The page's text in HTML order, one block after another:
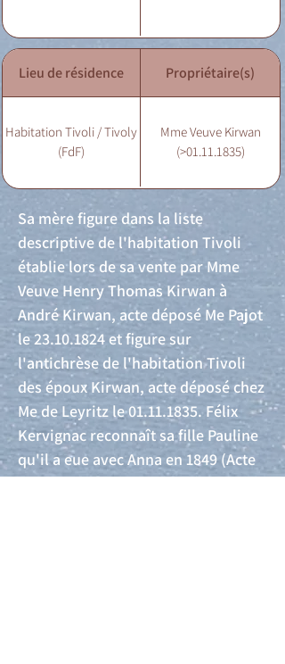
Lieu de résidence Propriétaire(s)
Habitation Tivoli / Tivoly
(FdF)
Mme Veuve Kirwan
(>01.11.1835)
Sa mère figure dans la liste
descriptive de l'habitation Tivoli
établie lors de sa vente par Mme
Veuve Henry Thomas Kirwan à
André Kirwan, acte déposé Me Pajot
le23.10.1824 et figure sur
l'antichrèse de l'habitation Tivoli
des époux Kirwan, acte déposé chez
Me de Leyritz le01.11.1835. Félix
Kervignac reconnaît sa fille Pauline
qu'il a eue avec Anna en 1849 (Acte
n°533).